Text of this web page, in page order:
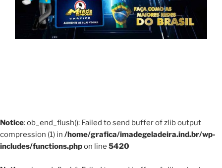
Notice: ob_end_flush(): Failed to send buffer of zlib output
compression (1) in /home/grafica/imadegeladeira.ind.br/wp-
includes/functions.phpon line 5420